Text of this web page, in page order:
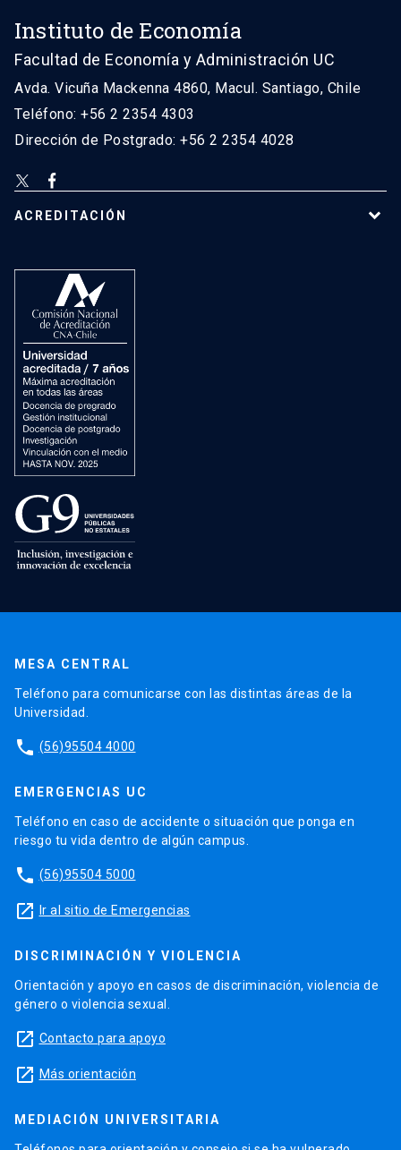
Instituto de Economía
Facultad de Economía y Administración UC
Avda. Vicuña Mackenna 4860, Macul. Santiago, Chile
Teléfono: +56 2 2354 4303
Dirección de Postgrado: +56 2 2354 4028
ACREDITACIÓN
MESA CENTRAL
Teléfono para comunicarse con las distintas áreas de la
Universidad.
phone (56)95504 4000
EMERGENCIAS UC
Teléfono en caso de accidente o situación que ponga en
riesgo tu vida dentro de algún campus.
phone (56)95504 5000
launch Ir al sitio de Emergencias
DISCRIMINACIÓN Y VIOLENCIA
Orientación y apoyo en casos de discriminación, violencia de
género o violencia sexual.
launch Contacto para apoyo
launch Más orientación
MEDIACIÓN UNIVERSITARIA